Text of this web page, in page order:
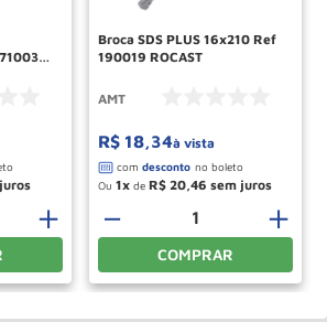
＋
Broca SDS PLUS 16x210 Ref
190019 ROCAST
AMT
R$ 18 34à vista
Ou 1 de R$ 20 46
＋
－
COMPRAR